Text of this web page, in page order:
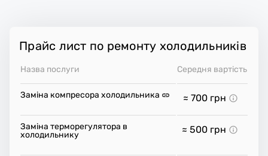
Прайс лист по ремонту холодильників
Назва послуги Середня вартість
Заміна компресора холодильника ≈ 700 грн
Заміна терморегулятора в
холодильнику
≈ 500 грн